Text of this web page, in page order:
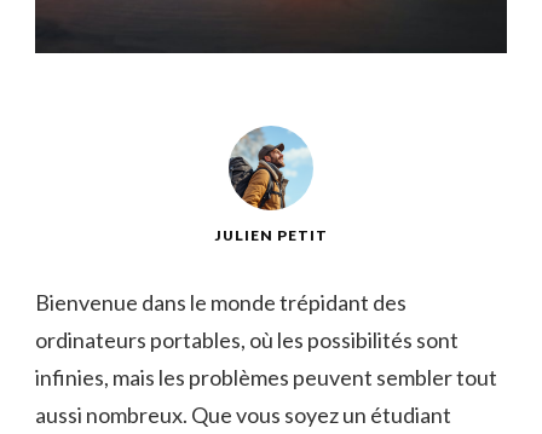
JULIEN PETIT
Bienvenue dans le ⁣monde trépidant des
ordinateurs portables, où les possibilités sont
‌infinies, mais les problèmes peuvent sembler tout
aussi nombreux. Que vous soyez un étudiant